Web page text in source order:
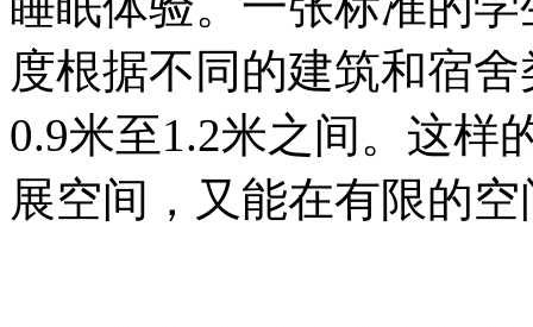
度根据不同的建筑和宿
0.9米至1.2米之间。这样
展空间，又能在有限的